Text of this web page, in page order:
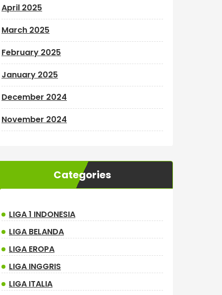
April 2025
March 2025
February 2025
January 2025
December 2024
November 2024
Categories
LIGA 1 INDONESIA
LIGA BELANDA
LIGA EROPA
LIGA INGGRIS
LIGA ITALIA